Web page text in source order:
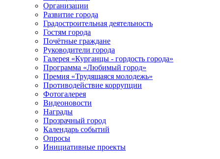
Организации
Развитие города
Градостроительная деятельность
Гостям города
Почётные граждане
Руководители города
Галерея «Курганцы - гордость города»
Программа «Любимый город»
Премия «Трудящаяся молодежь»
Противодействие коррупции
Фотогалерея
Видеоновости
Награды
Прозрачный город
Календарь событий
Опросы
Инициативные проекты